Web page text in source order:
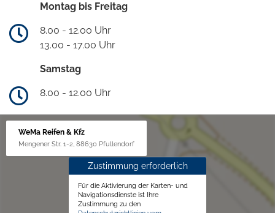
Montag bis Freitag
8.00 - 12.00 Uhr
13.00 - 17.00 Uhr
Samstag
8.00 - 12.00 Uhr
WeMa Reifen & Kfz
Mengener Str. 1-2, 88630 Pfullendorf
Zustimmung erforderlich
Für die Aktivierung der Karten- und
Navigationsdienste ist Ihre
Zustimmung zu den